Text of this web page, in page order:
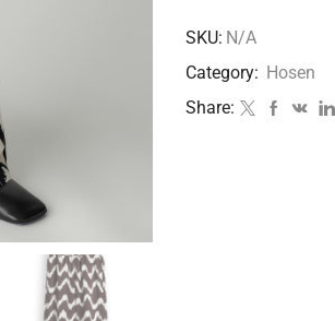
SKU: N/A
Category: Hosen
Share: